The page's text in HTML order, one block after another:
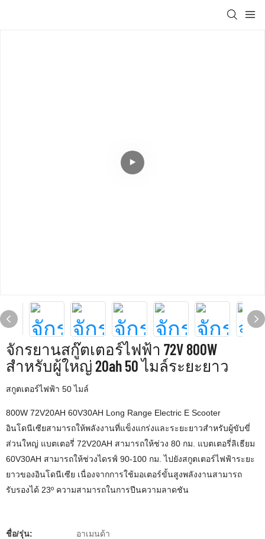
จักรยานสกู๊ตเตอร์ไฟฟ้า 72V 800W
สำหรับผู้ใหญ่ 20ah 50 ไมล์ระยะยาว
สกูตเตอร์ไฟฟ้า 50 ไมล์
800W 72V20AH 60V30AH Long Range Electric E Scooter
อินโดนีเซียสามารถให้พลังงานที่แข็งแกร่งและระยะยาวสำหรับผู้ขับขี่
ส่วนใหญ่ แบตเตอรี่ 72V20AH สามารถให้ช่วง 80 กม. แบตเตอรี่ลิเธียม
60V30AH สามารถให้ช่วงไดรฟ์ 90-100 กม. ไปยังสกูตเตอร์ไฟฟ้าระยะ
ยาวของอินโดนีเซีย เนื่องจากการใช้มอเตอร์ขั้นสูงพลังงานสามารถ
รับรองได้ 23º ความสามารถในการปีนความลาดชัน
ชื่อ/รุ่น: อาเมนด้า